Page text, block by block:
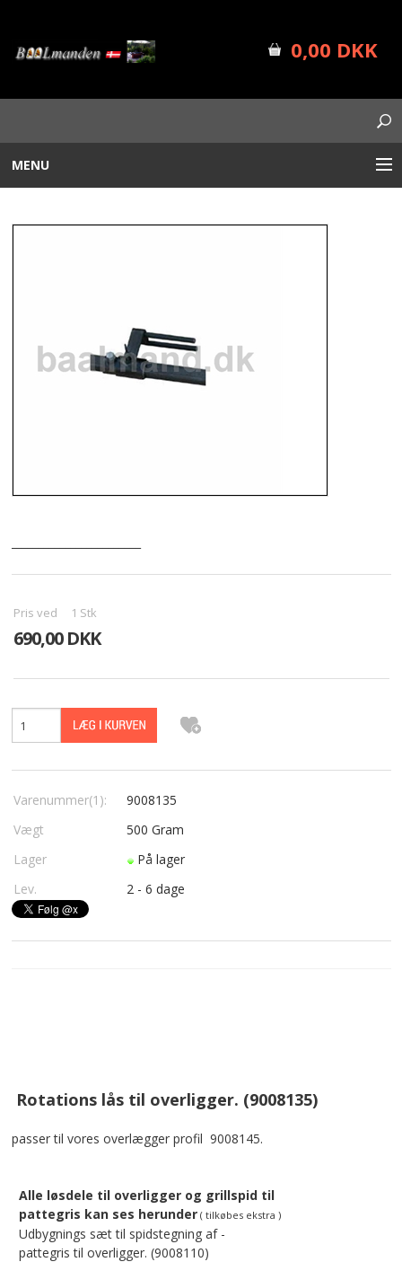
0,00 DKK
MENU
NYHEDER
VILKÅR
GALLERI
Pris ved 1 Stk
690,00 DKK
Varenummer(1):
9008135
Vægt
500 Gram
Lager
På lager
Lev.
2 - 6 dage
Rotations lås til overligger. (9008135)
passer til vores overlægger profil 9008145.
Alle løsdele til overligger og grillspid til
pattegris kan ses herunder( tilkøbes ekstra )
Udbygnings sæt til spidstegning af -
pattegris til overligger. (9008110)